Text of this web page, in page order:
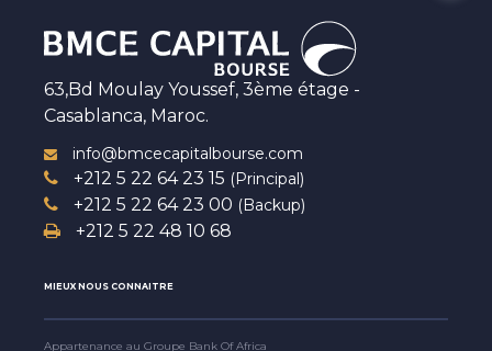
63,Bd Moulay Youssef, 3ème étage -
Casablanca, Maroc.
info@bmcecapitalbourse.com
+212 5 22 64 23 15 (Principal)
+212 5 22 64 23 00 (Backup)
+212 5 22 48 10 68
MIEUX NOUS CONNAITRE
Appartenance au Groupe Bank Of Africa